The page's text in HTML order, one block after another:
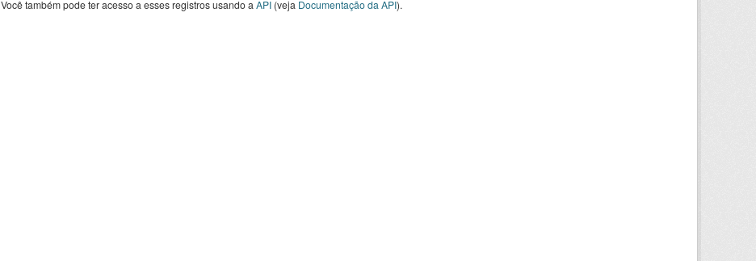
Você também pode ter acesso a esses registros usando a API(veja Documentação da API).